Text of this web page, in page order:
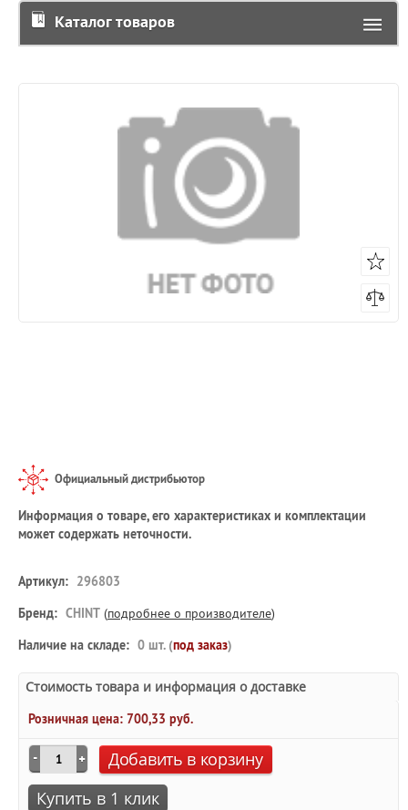
Каталог товаров
Официальный дистрибьютор
Информация о товаре, его характеристиках и комплектации
может содержать неточности.
Артикул: 296803
Бренд: CHINT (подробнее о производителе)
Наличие на складе: 0 шт. (под заказ)
Стоимость товара и информация о доставке
Розничная цена: 700,33 руб.
Добавить в корзину
Купить в 1 клик